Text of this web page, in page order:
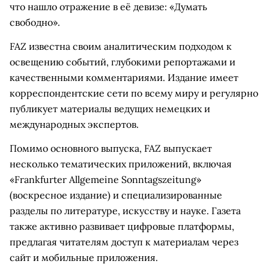
что нашло отражение в её девизе: «Думать
свободно».
FAZ известна своим аналитическим подходом к
освещению событий, глубокими репортажами и
качественными комментариями. Издание имеет
корреспондентские сети по всему миру и регулярно
публикует материалы ведущих немецких и
международных экспертов.
Помимо основного выпуска, FAZ выпускает
несколько тематических приложений, включая
«Frankfurter Allgemeine Sonntagszeitung»
(воскресное издание) и специализированные
разделы по литературе, искусству и науке. Газета
также активно развивает цифровые платформы,
предлагая читателям доступ к материалам через
сайт и мобильные приложения.